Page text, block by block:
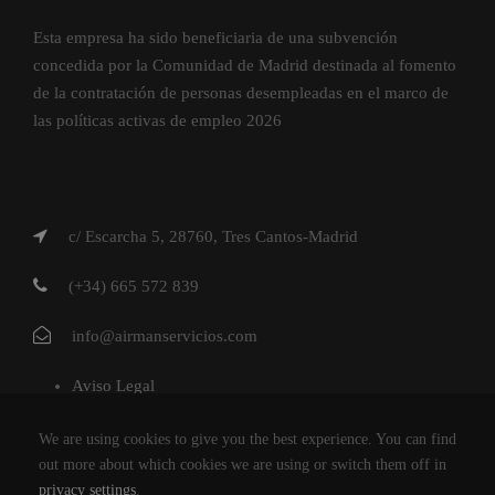
Esta empresa ha sido beneficiaria de una subvención
concedida por la Comunidad de Madrid destinada al fomento
de la contratación de personas desempleadas en el marco de
las políticas activas de empleo 2026
c/ Escarcha 5, 28760, Tres Cantos-Madrid
(+34) 665 572 839
info@airmanservicios.com
Aviso Legal
Política de Cookies
We are using cookies to give you the best experience. You can find
out more about which cookies we are using or switch them off in
privacy settings.